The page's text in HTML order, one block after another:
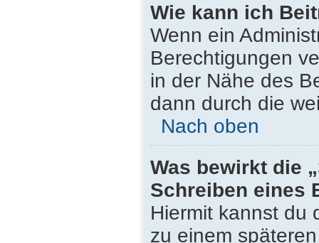
Wie kann ich
Wenn ein
Berechtigungen
in der Nähe des
dann durch die
Nach oben
Was bewirkt die
Schreiben eines
Hiermit kannst du
zu einem